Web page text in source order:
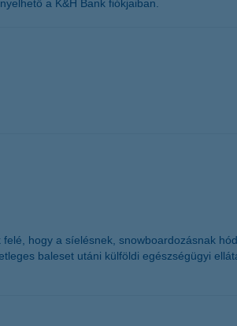
a K&H Bank fiókjaiban.
hogy a síelésnek, snowboardozásnak
baleset utáni külföldi egészségügyi